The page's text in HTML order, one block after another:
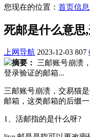
您现在的位置： 首页信
死邮是什么意思
上网导航 2023-12-03 807
摘要：
三邮账号崩溃
登录验证的邮箱...
三邮账号崩溃，交易猫
邮箱，这类邮箱的后缀
1、活邮指的是什么呀?